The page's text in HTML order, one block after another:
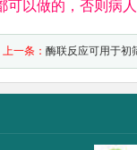
可以做的，否则病
上一条：酶联反应可用于初